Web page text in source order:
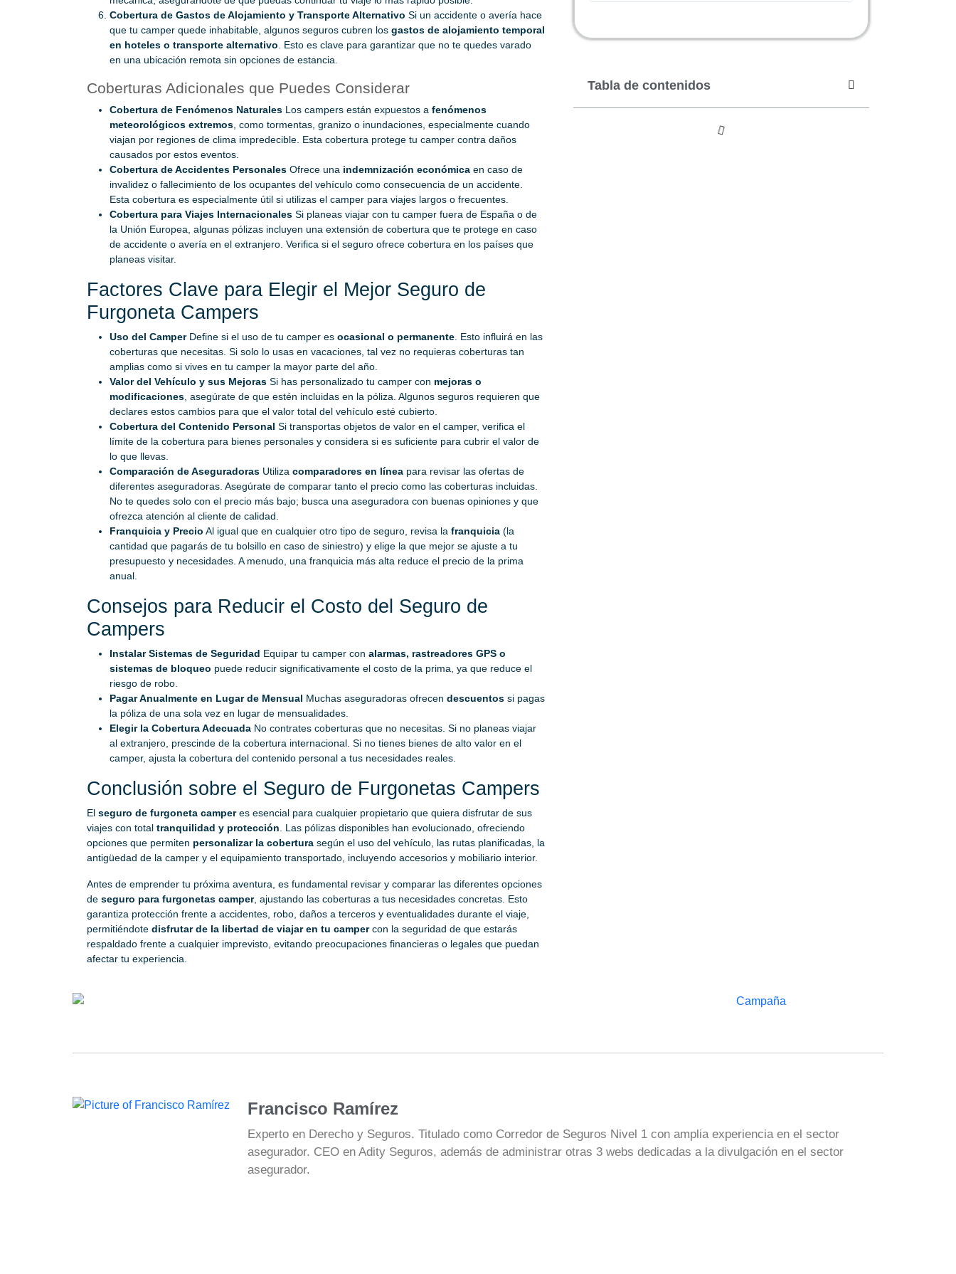
Cobertura de Gastos de Alojamiento y Transporte Alternativo Si un accidente o avería hace
que tu camper quede inhabitable, algunos seguros cubren los gastos de alojamiento temporal
en hoteles o transporte alternativo . Esto es clave para garantizar que no te quedes varado
en una ubicación remota sin opciones de estancia.
Coberturas Adicionales que Puedes Considerar
Cobertura de Fenómenos Naturales Los campers están expuestos a fenómenos
meteorológicos extremos , como tormentas, granizo o inundaciones, especialmente cuando
viajan por regiones de clima impredecible. Esta cobertura protege tu camper contra daños
causados por estos eventos.
Cobertura de Accidentes Personales Ofrece una indemnización económica en caso de
invalidez o fallecimiento de los ocupantes del vehículo como consecuencia de un accidente.
Esta cobertura es especialmente útil si utilizas el camper para viajes largos o frecuentes.
Cobertura para Viajes Internacionales Si planeas viajar con tu camper fuera de España o de
la Unión Europea, algunas pólizas incluyen una extensión de cobertura que te protege en caso
de accidente o avería en el extranjero. Verifica si el seguro ofrece cobertura en los países que
planeas visitar.
Factores Clave para Elegir el Mejor Seguro de
Furgoneta Campers
Uso del CamperDefine si el uso de tu camper es ocasional o permanente . Esto influirá en las
coberturas que necesitas. Si solo lo usas en vacaciones, tal vez no requieras coberturas tan
amplias como si vives en tu camper la mayor parte del año.
Valor del Vehículo y sus Mejoras Si has personalizado tu camper con mejoras o
modificaciones , asegúrate de que estén incluidas en la póliza. Algunos seguros requieren que
declares estos cambios para que el valor total del vehículo esté cubierto.
Cobertura del Contenido Personal Si transportas objetos de valor en el camper, verifica el
límite de la cobertura para bienes personales y considera si es suficiente para cubrir el valor de
lo que llevas.
Comparación de Aseguradoras Utiliza comparadores en línea para revisar las ofertas de
diferentes aseguradoras. Asegúrate de comparar tanto el precio como las coberturas incluidas.
No te quedes solo con el precio más bajo; busca una aseguradora con buenas opiniones y que
ofrezca atención al cliente de calidad.
Franquicia y Precio Al igual que en cualquier otro tipo de seguro, revisa la franquicia (la
cantidad que pagarás de tu bolsillo en caso de siniestro) y elige la que mejor se ajuste a tu
presupuesto y necesidades. A menudo, una franquicia más alta reduce el precio de la prima
anual.
Consejos para Reducir el Costo del Seguro de
Campers
Instalar Sistemas de Seguridad Equipar tu camper con alarmas, rastreadores GPS o
sistemas de bloqueo puede reducir significativamente el costo de la prima, ya que reduce el
riesgo de robo.
Pagar Anualmente en Lugar de Mensual Muchas aseguradoras ofrecen descuentos si pagas
la póliza de una sola vez en lugar de mensualidades.
Elegir la Cobertura Adecuada No contrates coberturas que no necesitas. Si no planeas viajar
al extranjero, prescinde de la cobertura internacional. Si no tienes bienes de alto valor en el
camper, ajusta la cobertura del contenido personal a tus necesidades reales.
Conclusión sobre el Seguro de Furgonetas Campers
El seguro de furgoneta camperes esencial para cualquier propietario que quiera disfrutar de sus
viajes con total tranquilidad y protección . Las pólizas disponibles han evolucionado, ofreciendo
opciones que permiten personalizar la cobertura según el uso del vehículo, las rutas planificadas, la
antigüedad de la camper y el equipamiento transportado, incluyendo accesorios y mobiliario interior.
Antes de emprender tu próxima aventura, es fundamental revisar y comparar las diferentes opciones
de seguro para furgonetas camper, ajustando las coberturas a tus necesidades concretas. Esto
garantiza protección frente a accidentes, robo, daños a terceros y eventualidades durante el viaje,
permitiéndote disfrutar de la libertad de viajar en tu campercon la seguridad de que estarás
respaldado frente a cualquier imprevisto, evitando preocupaciones financieras o legales que puedan
afectar tu experiencia.
Tabla de contenidos
Francisco Ramírez
Experto en Derecho y Seguros. Titulado como Corredor de Seguros Nivel 1 con amplia experiencia en el sector
asegurador. CEO en Adity Seguros, además de administrar otras 3 webs dedicadas a la divulgación en el sector
asegurador.